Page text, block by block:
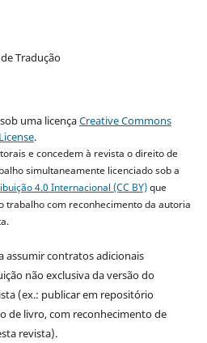
Tradução
uma licençaCreative Commons
.
e concedem à revista o direito de
simultaneamente licenciado sob a
4.0 Internacional (CC BY)que
trabalho com reconhecimento da autoria
assumir contratos adicionais
não exclusiva da versão do
(ex.: publicar em repositório
de livro, com reconhecimento de
revista).